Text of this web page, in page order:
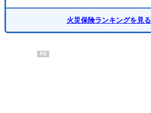
火災保険ランキングを見る
PR